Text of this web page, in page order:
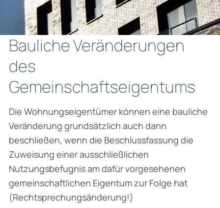
Bauliche Veränderungen
des
Gemeinschaftseigentums
Die Wohnungseigentümer können eine bauliche
Veränderung grundsätzlich auch dann
beschließen, wenn die Beschlussfassung die
Zuweisung einer ausschließlichen
Nutzungsbefugnis am dafür vorgesehenen
gemeinschaftlichen Eigentum zur Folge hat
(Rechtsprechungsänderung!)